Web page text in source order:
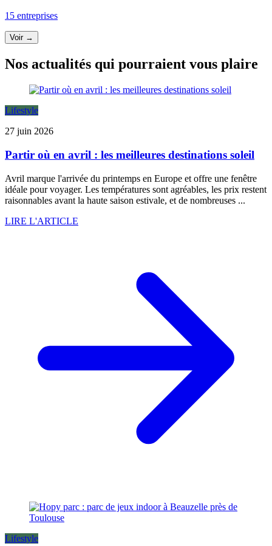
15 entreprises
Voir →
Nos actualités qui pourraient vous plaire
Lifestyle
27 juin 2026
Partir où en avril : les meilleures destinations soleil
Avril marque l'arrivée du printemps en Europe et offre une fenêtre
idéale pour voyager. Les températures sont agréables, les prix restent
raisonnables avant la haute saison estivale, et de nombreuses ...
LIRE L'ARTICLE
Lifestyle